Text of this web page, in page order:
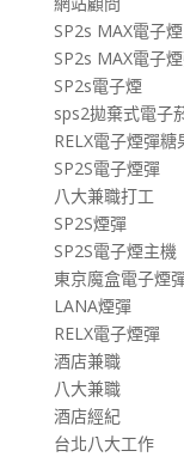
SP2s MAX電子煙
SP2s MAX電子
SP2s電子煙
sps2拋棄式電子
RELX電子煙彈糖
SP2S電子煙彈
八大兼職打工
SP2S煙彈
SP2S電子煙主機
東京魔盒電子煙
LANA煙彈
RELX電子煙彈
酒店兼職
八大兼職
酒店經紀
台北八大工作